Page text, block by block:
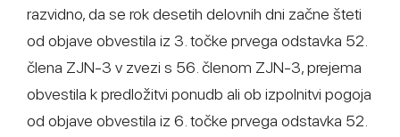
razvidno, da se rok desetih delovnih dni začne šteti
od objave obvestila iz 3. točke prvega odstavka 52.
člena ZJN-3 v zvezi s 56. členom ZJN-3, prejema
obvestila k predložitvi ponudb ali ob izpolnitvi pogoja
od objave obvestila iz 6. točke prvega odstavka 52.